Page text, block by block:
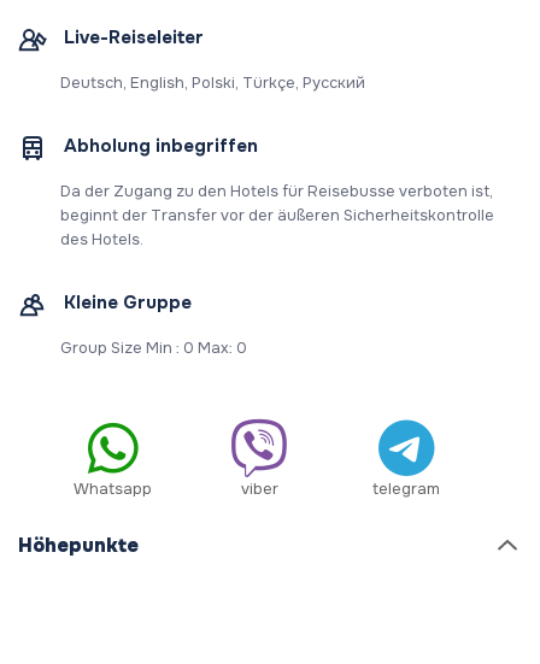
Live-Reiseleiter
Deutsch, English, Polski, Türkçe, Русский
Abholung inbegriffen
Da der Zugang zu den Hotels für Reisebusse verboten ist,
beginnt der Transfer vor der äußeren Sicherheitskontrolle
des Hotels.
Kleine Gruppe
Group Size Min : 0 Max: 0
Whatsapp viber telegram
Höhepunkte